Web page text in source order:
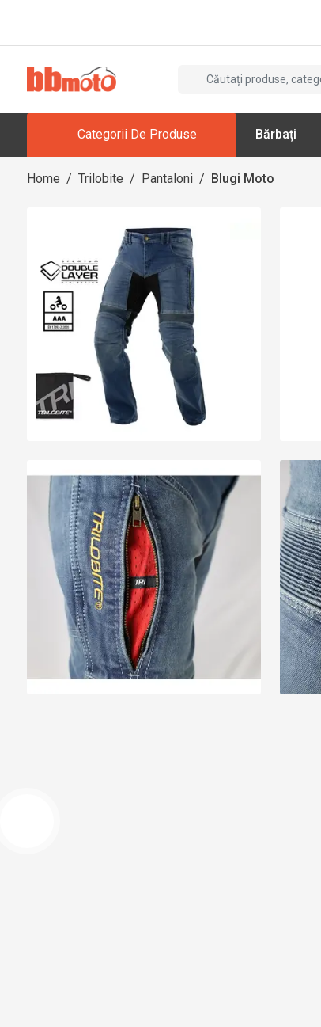
Categorii De Produse Bărbați
Home / Trilobite / Pantaloni / Blugi Moto